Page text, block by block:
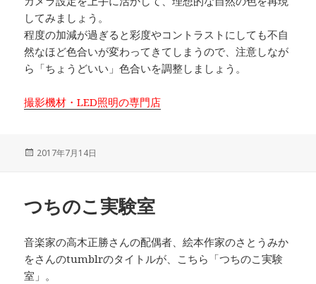
してみましょう。
程度の加減が過ぎると彩度やコントラストにしても不自
然なほど色合いが変わってきてしまうので、注意しなが
ら「ちょうどいい」色合いを調整しましょう。
撮影機材・LED照明の専門店
投
2017年7月14日
つちのこ実験室
音楽家の高木正勝さんの配偶者、絵本作家のさとうみか
をさんのtumblrのタイトルが、こちら「つちのこ実験
室」。